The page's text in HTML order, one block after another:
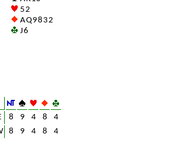
5 2
A Q 9 8 3 2
J 6
8 9 4 8
4
8 9 4 8
4